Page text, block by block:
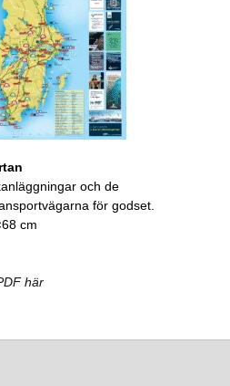
och de
för godset.
cm
här